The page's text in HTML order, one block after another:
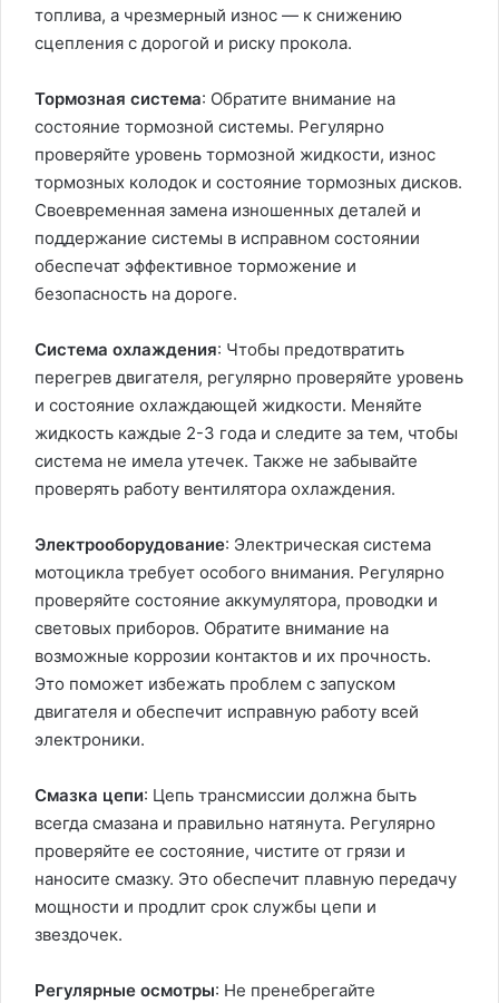
топлива, а чрезмерный износ — к снижению
сцепления с дорогой и риску прокола.
Тормозная система: Обратите внимание на
состояние тормозной системы. Регулярно
проверяйте уровень тормозной жидкости, износ
тормозных колодок и состояние тормозных дисков.
Своевременная замена изношенных деталей и
поддержание системы в исправном состоянии
обеспечат эффективное торможение и
безопасность на дороге.
Система охлаждения: Чтобы предотвратить
перегрев двигателя, регулярно проверяйте уровень
и состояние охлаждающей жидкости. Меняйте
жидкость каждые 2-3 года и следите за тем, чтобы
система не имела утечек. Также не забывайте
проверять работу вентилятора охлаждения.
Электрооборудование: Электрическая система
мотоцикла требует особого внимания. Регулярно
проверяйте состояние аккумулятора, проводки и
световых приборов. Обратите внимание на
возможные коррозии контактов и их прочность.
Это поможет избежать проблем с запуском
двигателя и обеспечит исправную работу всей
электроники.
Смазка цепи: Цепь трансмиссии должна быть
всегда смазана и правильно натянута. Регулярно
проверяйте ее состояние, чистите от грязи и
наносите смазку. Это обеспечит плавную передачу
мощности и продлит срок службы цепи и
звездочек.
Регулярные осмотры: Не пренебрегайте